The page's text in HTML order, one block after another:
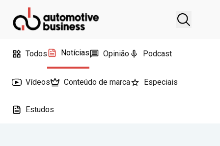
Todos Notícias Opinião Podcast
Vídeos Conteúdo de marca Especiais
Estudos